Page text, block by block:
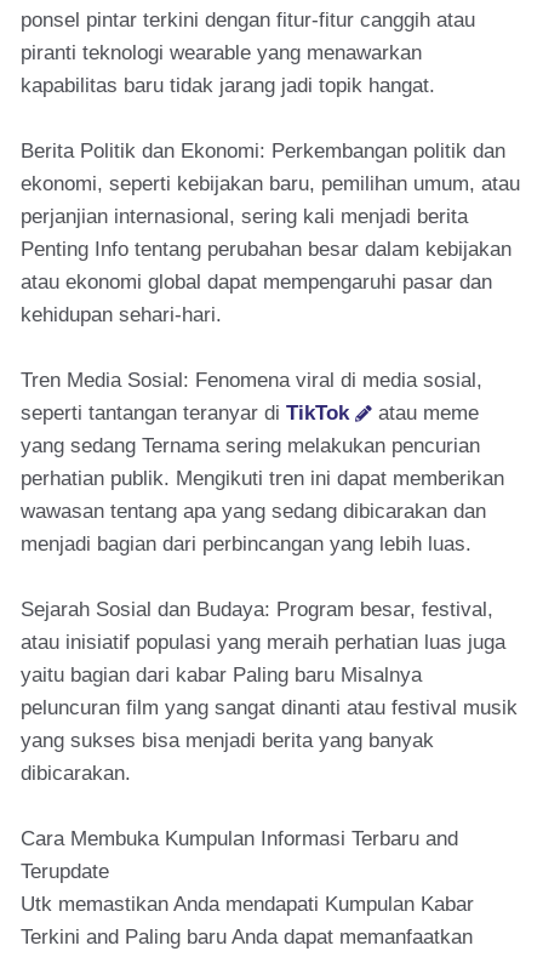
ponsel pintar terkini dengan fitur-fitur canggih atau
piranti teknologi wearable yang menawarkan
kapabilitas baru tidak jarang jadi topik hangat.
Berita Politik dan Ekonomi: Perkembangan politik dan
ekonomi, seperti kebijakan baru, pemilihan umum, atau
perjanjian internasional, sering kali menjadi berita
Penting Info tentang perubahan besar dalam kebijakan
atau ekonomi global dapat mempengaruhi pasar dan
kehidupan sehari-hari.
Tren Media Sosial: Fenomena viral di media sosial,
seperti tantangan teranyar di TikTok
atau meme
yang sedang Ternama sering melakukan pencurian
perhatian publik. Mengikuti tren ini dapat memberikan
wawasan tentang apa yang sedang dibicarakan dan
menjadi bagian dari perbincangan yang lebih luas.
Sejarah Sosial dan Budaya: Program besar, festival,
atau inisiatif populasi yang meraih perhatian luas juga
yaitu bagian dari kabar Paling baru Misalnya
peluncuran film yang sangat dinanti atau festival musik
yang sukses bisa menjadi berita yang banyak
dibicarakan.
Cara Membuka Kumpulan Informasi Terbaru and
Terupdate
Utk memastikan Anda mendapati Kumpulan Kabar
Terkini and Paling baru Anda dapat memanfaatkan